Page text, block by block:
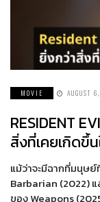
MOVIE AUGUST
RESIDENT
สิ่งที่เคยเกิดขึ้น
แม้ว่าจะมีฉากที่มนุษ
Barbarian (2022)
ของ Weapons